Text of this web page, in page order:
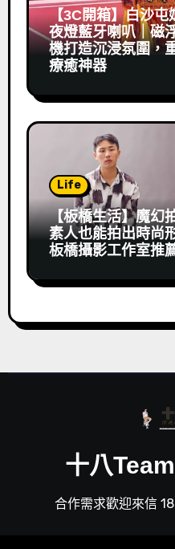
【3C開箱】白沙屯
夜燈藍牙喇叭｜磁
機打造沉浸氛圍，
療癒神器
Life
【板橋生活】魔幻
素人也能拍出時尚
板橋攝影工作室推
十八
合作需求歡迎來信